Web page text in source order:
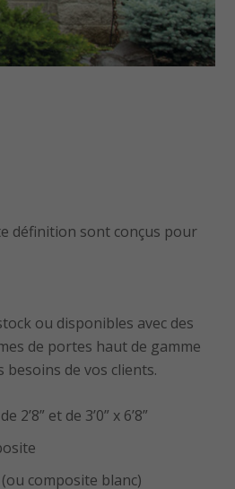
définition sont conçus pour
ou disponibles avec des
de portes haut de gamme
de vos clients.
et de 3’0” x 6’8”
composite blanc)